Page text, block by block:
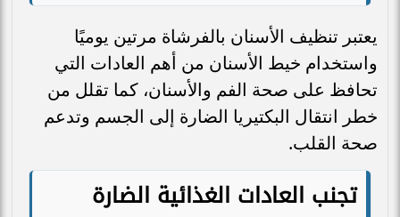
يعتبر تنظيف الأسنان بالفرشاة مرتين يوميًا
واستخدام خيط الأسنان من أهم العادات التي
تحافظ على صحة الفم والأسنان، كما تقلل من
خطر انتقال البكتيريا الضارة إلى الجسم وتدعم
صحة القلب.
تجنب العادات الغذائية الضارة